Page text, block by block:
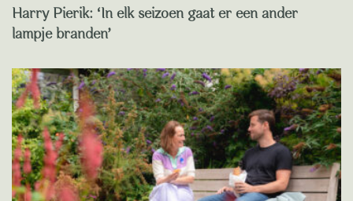
Harry Pierik: ‘In elk seizoen gaat er een ander
lampje branden’